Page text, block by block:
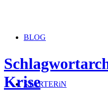
BLOG
STARTERiN
Krise